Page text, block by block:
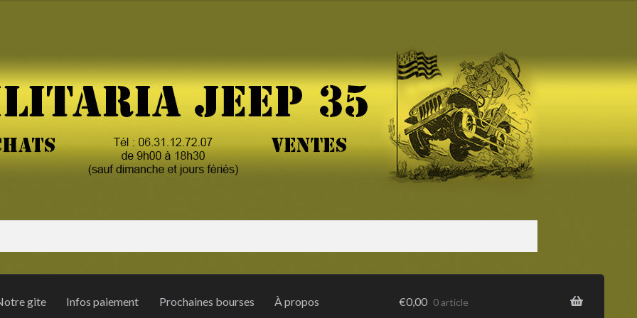
gite Infos paiement Prochaines bourses À propos €0,00 0 article